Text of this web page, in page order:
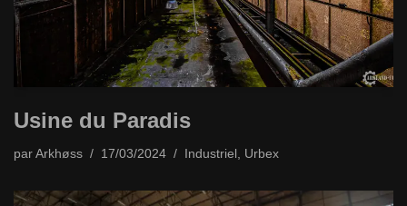
Usine du Paradis
par Arkhøss 17/03/2024 Industriel , Urbex